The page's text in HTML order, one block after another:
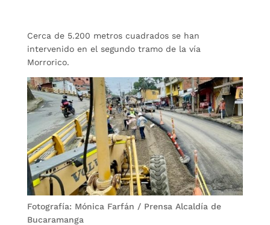
Cerca de 5.200 metros cuadrados se han
intervenido en el segundo tramo de la vía
Morrorico.
Fotografía: Mónica Farfán / Prensa Alcaldía de
Bucaramanga